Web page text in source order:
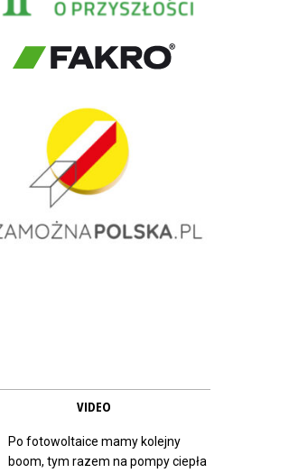
VIDEO
Po fotowoltaice mamy kolejny
boom, tym razem na pompy ciepła